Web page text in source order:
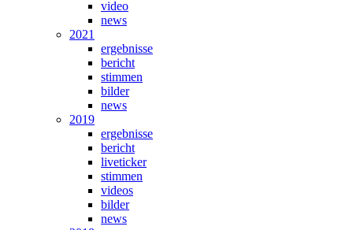
video
news
2021
ergebnisse
bericht
stimmen
bilder
news
2019
ergebnisse
bericht
liveticker
stimmen
videos
bilder
news